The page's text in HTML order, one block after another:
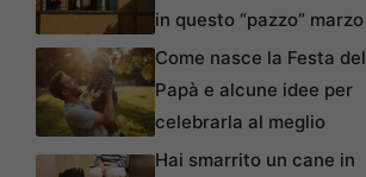
in questo “pazzo” marzo
Come nasce la Festa del
Papà e alcune idee per
celebrarla al meglio
Hai smarrito un cane in